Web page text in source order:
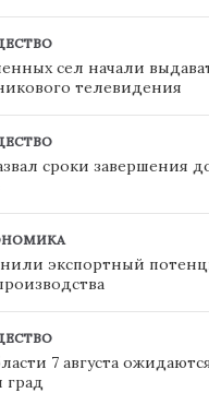
сел начали
телевидения
сроки завершения
экспортный
7 августа
град